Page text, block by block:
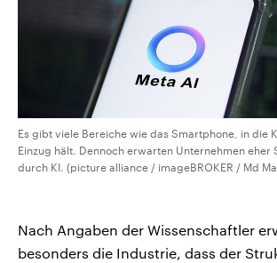
Es gibt viele Bereiche wie das Smartphone, in die
Einzug hält. Dennoch erwarten Unternehmen eher
durch KI. (picture alliance / imageBROKER / Md
Nach Angaben der Wissenschaftler
besonders die Industrie, dass der